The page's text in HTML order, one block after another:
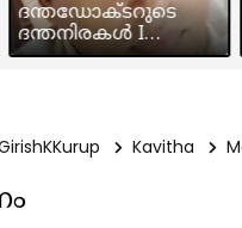
ദന്തഡോക്ടറുടെ
ദന്തനിരകൾ I
Humour I Hussain MK
Kavitha